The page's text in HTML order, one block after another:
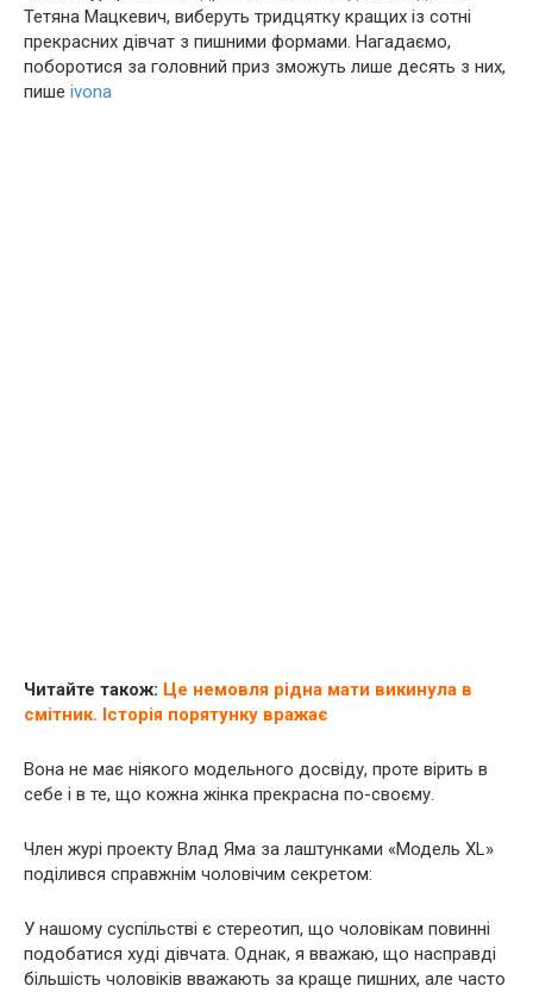
Тетяна Мацкевич, виберуть тридцятку кращих із сотні
прекрасних дівчат з пишними формами. Нагадаємо,
поборотися за головний приз зможуть лише десять з них,
пише ivona
Читайте також: Це немовля рідна мати викинула в
смітник. Історія порятунку вражає
Вона не має ніякого модельного досвіду, проте вірить в
себе і в те, що кожна жінка прекрасна по-своєму.
Член журі проекту Влад Яма за лаштунками «Модель XL»
поділився справжнім чоловічим секретом:
У нашому суспільстві є стереотип, що чоловікам повинні
подобатися худі дівчата. Однак, я вважаю, що насправді
більшість чоловіків вважають за краще пишних, але часто